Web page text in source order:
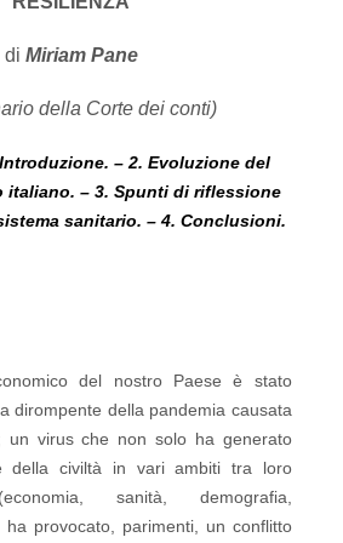
di Miriam Pane
della Corte dei conti)
– 2. Evoluzione del
italiano. – 3. Spunti di riflessione
sanitario. – 4. Conclusioni.
del nostro Paese è stato
dirompente della pandemia causata
un virus che non solo ha generato
della civiltà in vari ambiti tra loro
sanità, demografia,
provocato, parimenti, un conflitto